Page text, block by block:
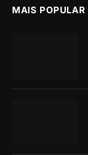
MAIS POPULAR